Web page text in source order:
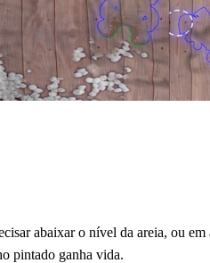
abaixar o nível da areia, ou
pintado ganha vida.